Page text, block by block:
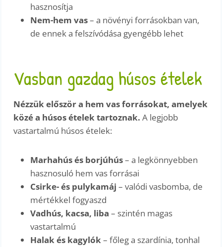
hasznosítja
Nem-hem vas– a növényi forrásokban van,
de ennek a felszívódása gyengébb lehet
Vasban gazdag húsos ételek
Nézzük először a hem vas forrásokat, amelyek
közé a húsos ételek tartoznak.A legjobb
vastartalmú húsos ételek:
Marhahús és borjúhús– a legkönnyebben
hasznosuló hem vas forrásai
Csirke- és pulykamáj – valódi vasbomba, de
mértékkel fogyaszd
Vadhús, kacsa, liba – szintén magas
vastartalmú
Halak és kagylók– főleg a szardínia, tonhal